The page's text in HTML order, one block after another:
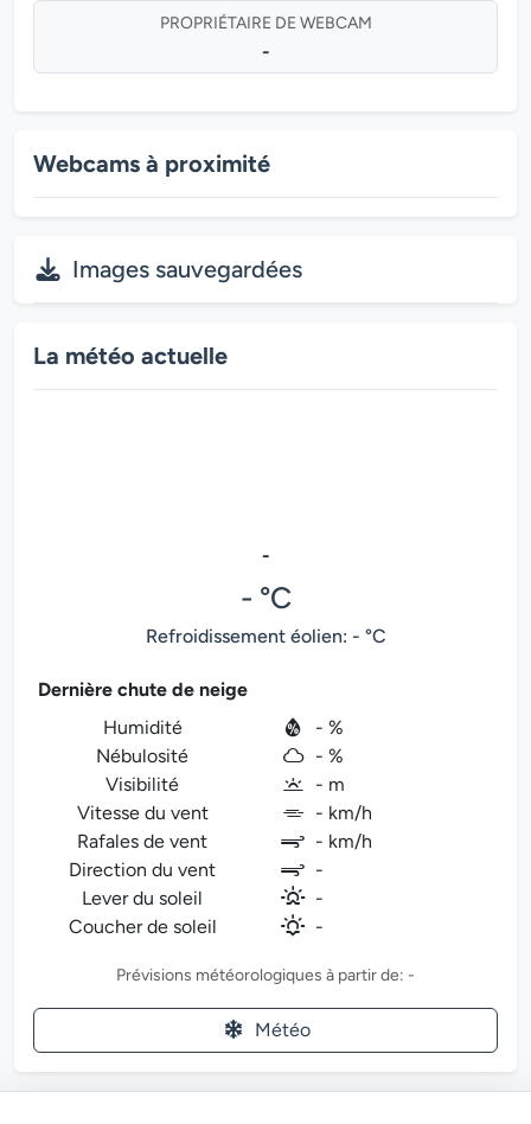
PROPRIÉTAIRE DE WEBCAM
-
Webcams à proximité
Images sauvegardées
La météo actuelle
-
- °C
Refroidissement éolien: - °C
Dernière chute de neige
Humidité
- %
Nébulosité
- %
Visibilité
- m
Vitesse du vent
- km/h
Rafales de vent
- km/h
Direction du vent
-
Lever du soleil
-
Coucher de soleil
-
Prévisions météorologiques à partir de: -
Météo